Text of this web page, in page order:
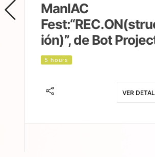
ManIAC
ión)”, de Bot
5 hours
VER